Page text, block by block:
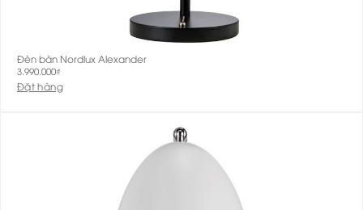
Đèn bàn Nordlux Alexander
3.990.000₫
Đặt hàng